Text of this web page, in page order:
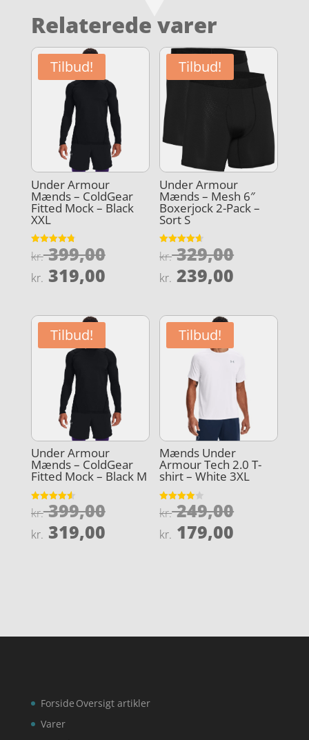
Relaterede varer
Tilbud!
Under Armour
Mænds – ColdGear
Fitted Mock – Black
XXL
Vurderet
4.8
kr.399,00Den
oprindelige
kr. 399,00.
kr. 319,00Den
pris
er:
kr. 319,00.
Tilbud!
Under Armour
Mænds – Mesh 6″
Boxerjock 2-Pack –
Sort S
Vurderet
4.6
kr.329,00Den
kr.
kr. 239,00
pris
er:
kr.
Tilbud!
Under Armour
Mænds – ColdGear
Fitted Mock – Black M
Vurderet
4.6
kr.399,00Den
oprindelige
kr. 319,00Den
Tilbud!
Mænds Under
Armour Tech 2.0 T-
shirt – White 3XL
Vurderet
3.9
kr.249,00Den
kr. 179,00
Forside
Varer
Oversigt artikler